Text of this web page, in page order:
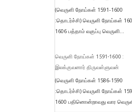
(வெருளி நோய்கள் 1591-1600
:தொடர்ச்சி) வெருளி நோய்கள்
1606 பத்தாம் வகுப்பு வெருளி...
வெருளி நோய்கள் 1591-1600 :
இலக்குவனார் திருவள்ளுவன்
(வெருளி நோய்கள் 1586-1590
:தொடர்ச்சி) வெருளி நோய்கள்
1600 பதினொன்றாவது வார